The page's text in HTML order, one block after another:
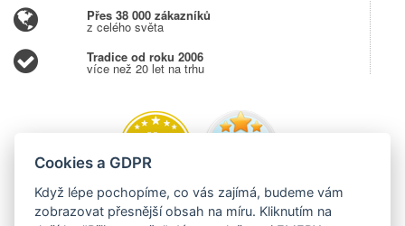
Přes 38 000 zákazníků
z celého světa
Tradice od roku 2006
více než 20 let na trhu
Cookies a GDPR
Když lépe pochopíme, co vás zajímá, budeme vám
zobrazovat přesnější obsah na míru. Kliknutím na